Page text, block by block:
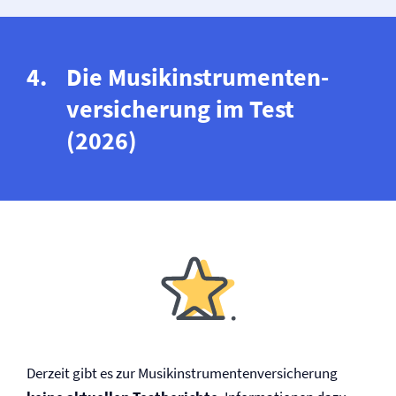
Die Musikinstrumenten­
versicherung im Test
(2026)
Derzeit gibt es zur Musikinstrumenten­versicherung